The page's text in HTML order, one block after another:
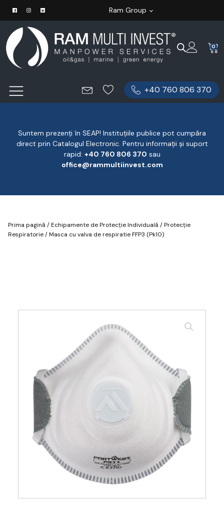
Ram Group
0
+40 760 806 370
Suntem prezenți în SEAP! Instituțiile publice pot cumpăra
direct prin Catalogul Electronic. Pentru informații și suport
rapid: ‪+40 760 806 370 ‬ sau
office@rammultiinvest.com
Prima pagină /Echipamente de Protecție Individuală /Protecție
Respiratorie/ Masca cu valva de respiratie FFP3 (Pk10)